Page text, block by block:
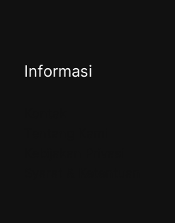
Informasi